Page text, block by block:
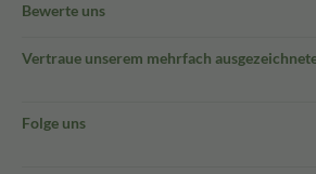
Bewerte uns
Vertraue unserem mehrfach
Folge uns